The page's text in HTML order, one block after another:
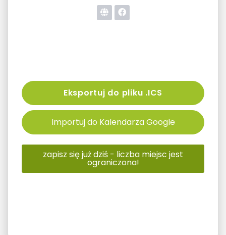
Eksportuj do pliku .ICS
Importuj do Kalendarza Google
zapisz się już dziś - liczba miejsc jest
ograniczona!